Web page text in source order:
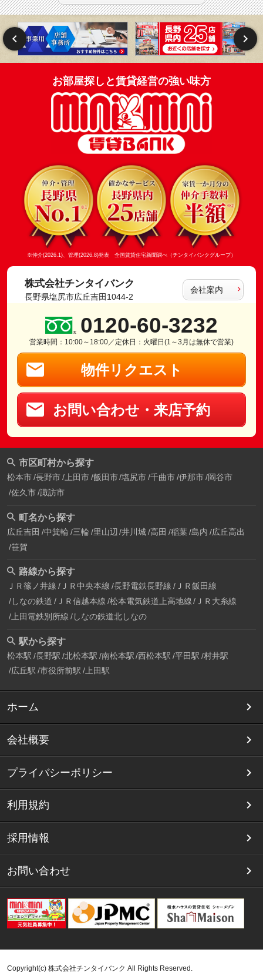
お部屋探しと賃貸経営の強い味方
※仲介(2026.1)、管理(2026.8)発表 全国賃貸住宅新聞調べ（チンタイバンクグループ）
株式会社チンタイバンク
長野県塩尻市広丘吉田1044-2
会社案内
0120-60-3232
営業時間：10:00～18:00／定休日：火曜日(1～3月は無休で営業)
物件リクエスト
お問い合わせ・来店予約
市区町村から探す
松本市 長野市 上田市 飯田市 塩尻市 千曲市 伊那市 岡谷市
佐久市 諏訪市
町名から探す
広丘吉田 中箕輪 三輪 里山辺 井川城 高田 稲葉 島内 広丘高出
笹賀
路線から探す
ＪＲ篠ノ井線 ＪＲ中央本線 長野電鉄長野線 ＪＲ飯田線
しなの鉄道 ＪＲ信越本線 松本電気鉄道上高地線
ＪＲ大糸線
上田電鉄別所線 しなの鉄道北しなの
駅から探す
松本駅 長野駅 北松本駅 南松本駅 西松本駅 平田駅 村井駅
広丘駅 市役所前駅 上田駅
ホーム
会社概要
プライバシーポリシー
利用規約
採用情報
お問い合わせ
Copyright(c) 株式会社チンタイバンク All Rights Reserved.